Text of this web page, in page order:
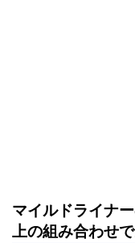
マイルドライナ
上の組み合わせ